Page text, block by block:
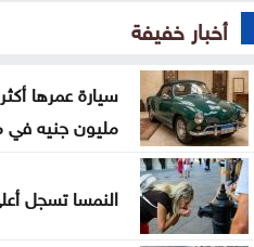
حملة أمنية في اليمن عقب
تمديد فترة توريد الحبوب
فلسطين النيابية تؤكد أهمية
العربية
اللواء المعايطة يلتقي
أخبار خفيفة
مليون جنيه
النمسا تسجل